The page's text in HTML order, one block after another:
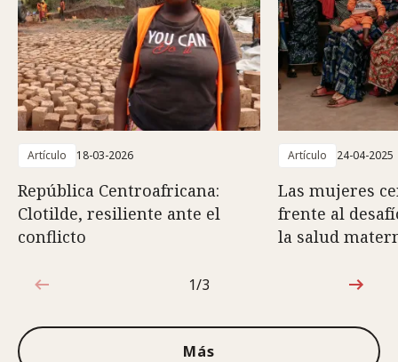
Artículo 18-03-2026
República Centroafricana:
Clotilde, resiliente ante el
conflicto
Artículo 24-04-2025
Las mujeres
frente al
la salud
1de3
1/3
Más